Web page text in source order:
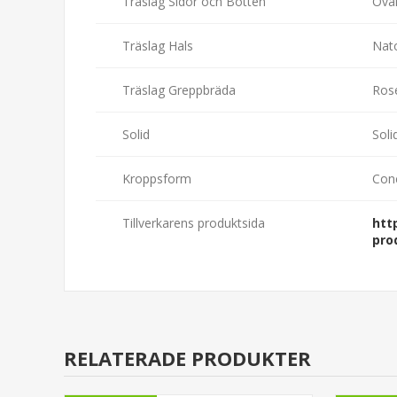
Träslag Hals
Träslag Greppbräda
Solid
Kroppsform
Tillverkarens produktsida
RELATERADE PRODUKTER